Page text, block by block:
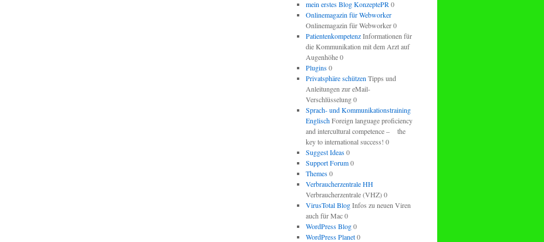
mein erstes Blog KonzeptePR 0
Onlinemagazin für Webworker
Onlinemagazin für Webworker 0
PatientenkompetenzInformationen für
die Kommunikation mit dem Arzt auf
Augenhöhe 0
Plugins0
Privatsphäre schützen Tipps und
Anleitungen zur eMail-
Verschlüsselung 0
Sprach- und Kommunikationstraining
EnglischForeign language proficiency
and intercultural competence – the
key to international success! 0
Suggest Ideas0
Support Forum0
Themes0
Verbraucherzentrale HH
Verbraucherzentrale (VHZ) 0
VirusTotal BlogInfos zu neuen Viren
auch für Mac 0
WordPress Blog0
WordPress Planet0